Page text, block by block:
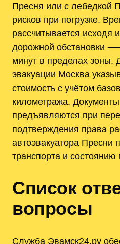
Пресня или с лебедкой
рисков при погрузке.
рассчитывается исходя
дорожной обстановки
минут в пределах зоны.
эвакуации Москва
стоимость с учётом
километража.
предъявляются при
подтверждения права
автоэвакуатора Пресни
транспорта и
Список
вопросы
Служба Эвамск24.ру